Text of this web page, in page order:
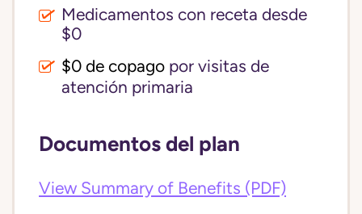
Medicamentos con receta desde
$0
$0 de copago por visitas de
atención primaria
Documentos del plan
View Summary of Benefits (PDF)